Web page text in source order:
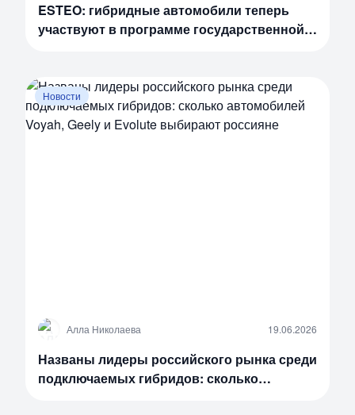
ESTEO: гибридные автомобили теперь
участвуют в программе государственной
Новости
А Алла Николаева 19.06.2026
Названы лидеры российского рынка среди
подключаемых гибридов: сколько